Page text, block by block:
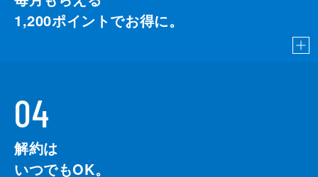
1,200ポイントでお得に。
04
解約は
いつでもOK。